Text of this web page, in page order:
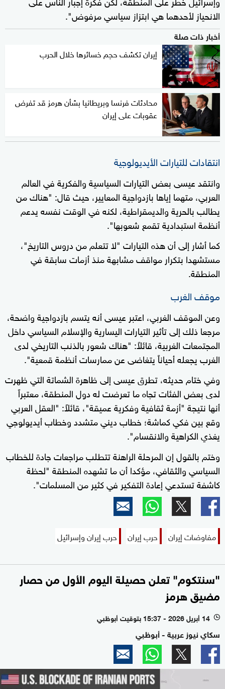
الانحياز لأحدهما هي ابتزاز سياسي مرفوض".
أخبار ذات صلة
إيران تكشف حجم خسائرها خلال الحرب
محادثات فرنسا وبريطانيا بشأن هرمز قد تفرض
عقوبات على إيران
انتقادات للتيارات الأيديولوجية
وانتقد عيسى بعض التيارات السياسية والفكرية في العالم
العربي، متهما إياها بازدواجية المعايير، حيث قال: "هناك من
يطالب بالحرية والديمقراطية، لكنه في الوقت نفسه يدعم
أنظمة استبدادية تقمع شعوبها".
كما أشار إلى أن هذه التيارات "لا تتعلم من دروس التاريخ"،
مستشهدا بتكرار مواقف مشابهة منذ أزمات سابقة في
المنطقة.
موقف الغرب
وعن الموقف الغربي، اعتبر عيسى أنه يتسم بازدواجية واضحة،
مرجعا ذلك إلى تأثير التيارات اليسارية والإسلام السياسي داخل
المجتمعات الغربية، قائلاً: "هناك شعور بالذنب التاريخي لدى
الغرب يجعله أحياناً يتغاضى عن ممارسات أنظمة قمعية".
وفي ختام حديثه، تطرق عيسى إلى ظاهرة الشماتة التي ظهرت
لدى بعض الفئات تجاه ما تعرضت له دول المنطقة، معتبراً
أنها نتيجة "أزمة ثقافية وفكرية عميقة"، قائلاً: "العقل العربي
وقع بين فكي كماشة؛ خطاب ديني متشدد وخطاب أيديولوجي
يغذي الكراهية والانقسام".
وختم بالقول إن المرحلة الراهنة تتطلب مراجعات جادة للخطاب
السياسي والثقافي، مؤكدا أن ما تشهده المنطقة "لحظة
كاشفة تستدعي إعادة التفكير في كثير من المسلمات".
مفاوضات إيران حرب إيران حرب إيران وإسرائيل
"سنتكوم" تعلن حصيلة اليوم الأول من حصار
مضيق هرمز
l 14 أبريل 2026 - 15:37 بتوقيت أبوظبي
سكاي نيوز عربية - أبوظبي